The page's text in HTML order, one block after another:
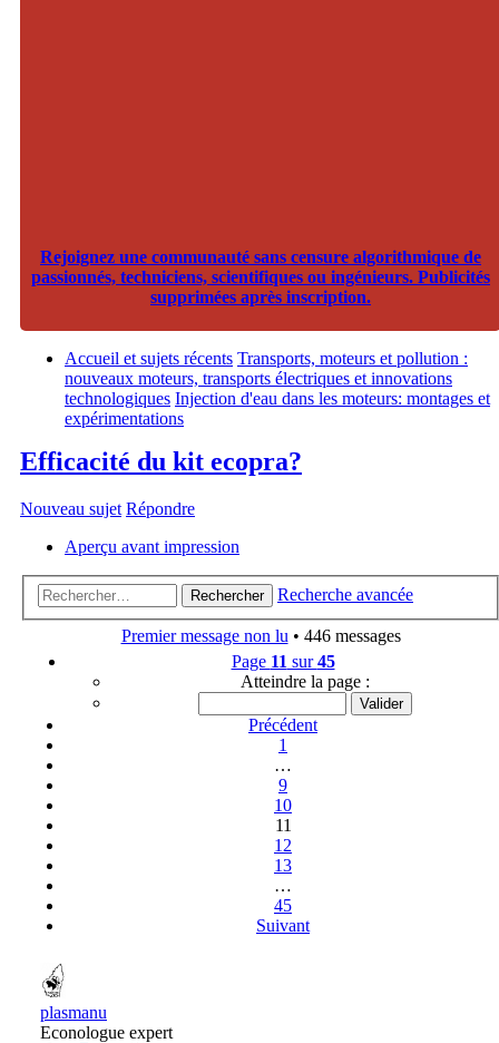
Rejoignez une communauté sans censure algorithmique de
passionnés, techniciens, scientifiques ou ingénieurs. Publicités
supprimées après inscription.
Accueil et sujets récents Transports, moteurs et pollution :
nouveaux moteurs, transports électriques et innovations
technologiques Injection d'eau dans les moteurs: montages et
expérimentations
Efficacité du kit ecopra?
Nouveau sujet Répondre
Aperçu avant impression
Rechercher Recherche avancée
Premier message non lu • 446 messages
Page 11 sur45
Atteindre la page :
Précédent
1
…
9
10
11
12
13
…
45
Suivant
plasmanu
Econologue expert